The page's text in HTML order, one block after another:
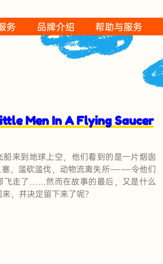
务 品牌介绍 帮助与服务
Men In A Flying Saucer
来到地球上空，他们看到的是一片烟囱
塞、滥砍滥伐，动物流离失所――令他们
飞走了……然而在故事的最后，又是什么
，并决定留下来了呢？